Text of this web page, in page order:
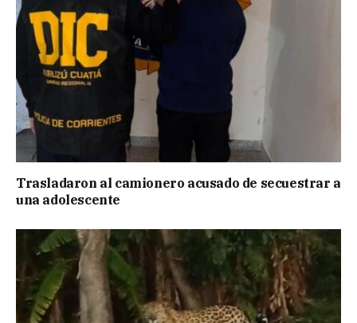
Trasladaron al camionero acusado de secuestrar a
una adolescente